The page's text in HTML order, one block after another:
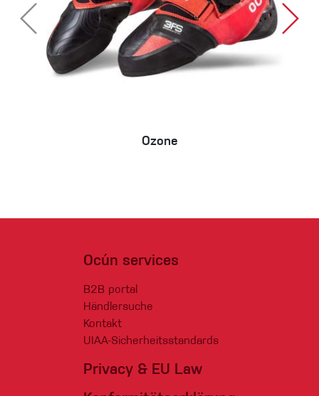
Ozone
Ocún services
B2B portal
Händlersuche
Kontakt
UIAA-Sicherheitsstandards
Privacy & EU Law